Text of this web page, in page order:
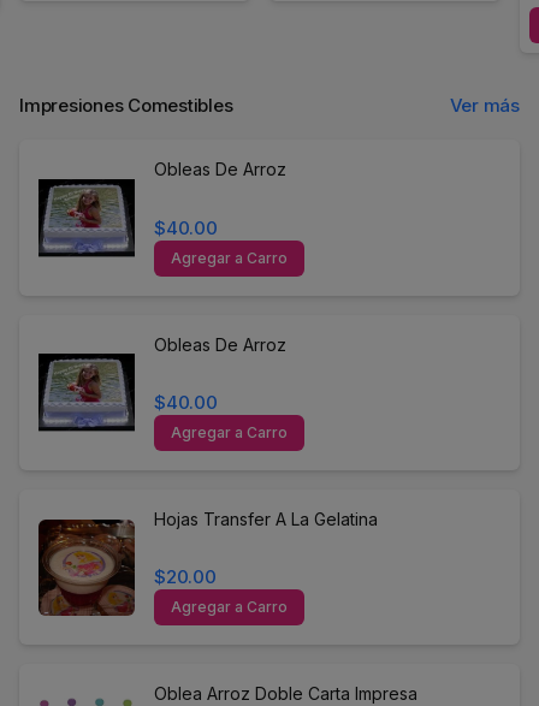
Impresiones Comestibles Ver más
Obleas De Arroz
$40.00
Agregar a Carro
Obleas De Arroz
$40.00
Agregar a Carro
Hojas Transfer A La Gelatina
$20.00
Agregar a Carro
Oblea Arroz Doble Carta Impresa